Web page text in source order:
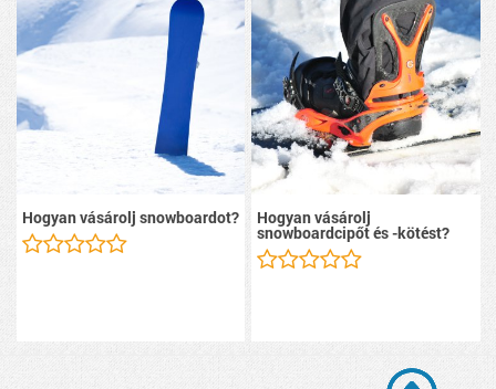
Hogyan vásárolj snowboardot? Hogyan vásárolj
snowboardcipőt és -kötést?